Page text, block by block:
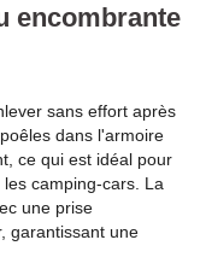
encombrante
sans effort après
dans l'armoire
ce qui est idéal pour
camping-cars. La
une prise
garantissant une